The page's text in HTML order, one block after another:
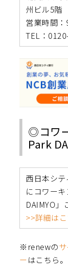
州ビル5階
営業時間：
TEL：
◎コワ
Park
西日本シ
にコワー
DAIMYO」
>>詳細は
※renewの
ー はこちら。